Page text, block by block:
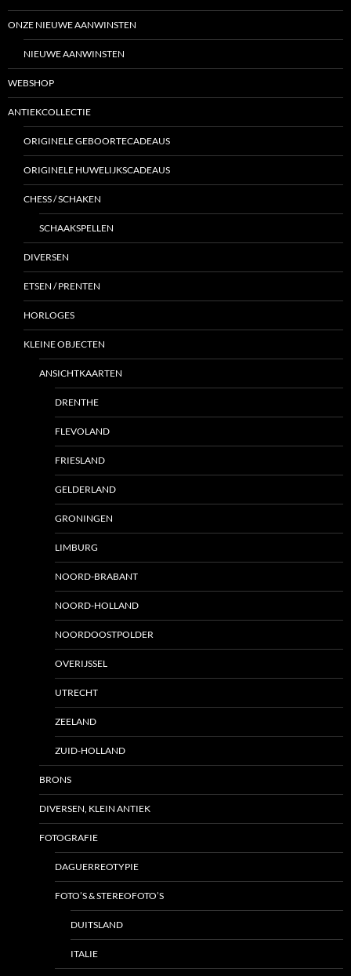
ONZE NIEUWE AANWINSTEN
NIEUWE AANWINSTEN
WEBSHOP
ANTIEKCOLLECTIE
ORIGINELE GEBOORTECADEAUS
ORIGINELE HUWELIJKSCADEAUS
CHESS / SCHAKEN
SCHAAKSPELLEN
DIVERSEN
ETSEN / PRENTEN
HORLOGES
KLEINE OBJECTEN
ANSICHTKAARTEN
DRENTHE
FLEVOLAND
FRIESLAND
GELDERLAND
GRONINGEN
LIMBURG
NOORD-BRABANT
NOORD-HOLLAND
NOORDOOSTPOLDER
OVERIJSSEL
UTRECHT
ZEELAND
ZUID-HOLLAND
BRONS
DIVERSEN, KLEIN ANTIEK
FOTOGRAFIE
DAGUERREOTYPIE
FOTO’S & STEREOFOTO’S
DUITSLAND
ITALIE